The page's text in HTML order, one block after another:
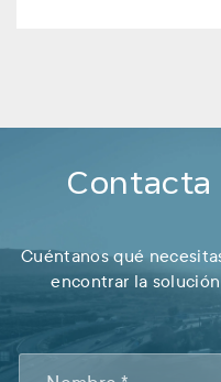
Contacta
Cuéntanos qué
encontrar la